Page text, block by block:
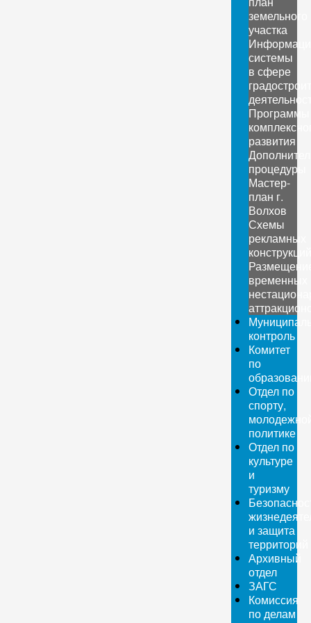
земельного
участка
системы
в сфере
Программы
развития
процедуры
Мастер-
план г.
Волхов
Схемы
рекламных
конструкций
временных
контроль
Комитет
по
Отдел по
спорту,
политике
Отдел по
культуре
и
туризму
и защита
территорий
Архивный
отдел
ЗАГС
Комиссия
по делам